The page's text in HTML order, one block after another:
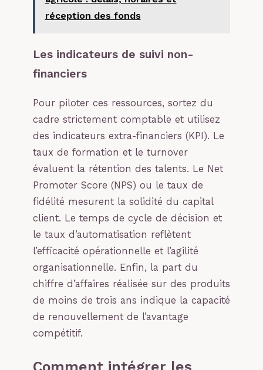
réception des fonds
Les indicateurs de suivi non-
financiers
Pour piloter ces ressources, sortez du
cadre strictement comptable et utilisez
des indicateurs extra-financiers (KPI). Le
taux de formation et le turnover
évaluent la rétention des talents. Le Net
Promoter Score (NPS) ou le taux de
fidélité mesurent la solidité du capital
client. Le temps de cycle de décision et
le taux d’automatisation reflètent
l’efficacité opérationnelle et l’agilité
organisationnelle. Enfin, la part du
chiffre d’affaires réalisée sur des produits
de moins de trois ans indique la capacité
de renouvellement de l’avantage
compétitif.